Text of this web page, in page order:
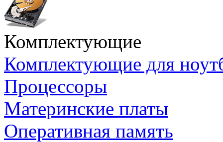
Комплектующие
Комплектующие для
Процессоры
Материнские платы
Оперативная память